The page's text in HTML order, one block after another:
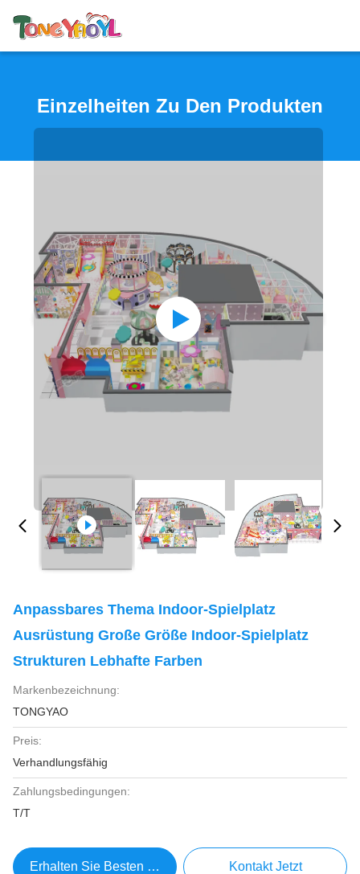
Einzelheiten Zu Den Produkten
Anpassbares Thema Indoor-Spielplatz
Ausrüstung Große Größe Indoor-Spielplatz
Strukturen Lebhafte Farben
Markenbezeichnung:
TONGYAO
Preis:
Verhandlungsfähig
Zahlungsbedingungen:
T/T
Erhalten Sie Besten Preis Kontakt Jetzt